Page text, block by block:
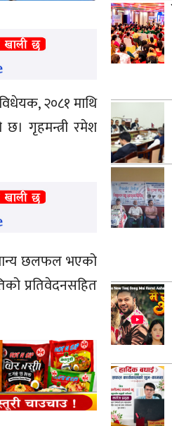
२०८१ माथि
छ। गृहमन्त्री रमेश
छलफल भएको
प्रतिवेदनसहित